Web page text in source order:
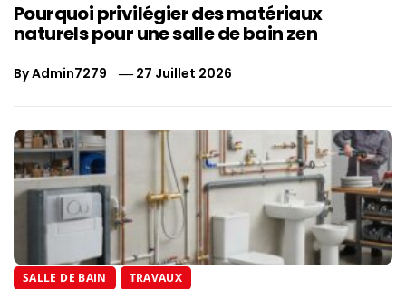
Pourquoi privilégier des matériaux
naturels pour une salle de bain zen
ByAdmin7279 27 Juillet 2026
SALLE DE BAIN TRAVAUX